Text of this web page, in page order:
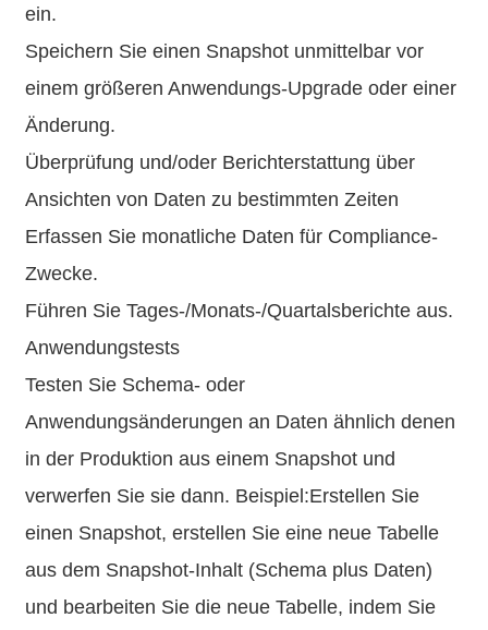
ein.
Speichern Sie einen Snapshot unmittelbar vor
einem größeren Anwendungs-Upgrade oder einer
Änderung.
Überprüfung und/oder Berichterstattung über
Ansichten von Daten zu bestimmten Zeiten
Erfassen Sie monatliche Daten für Compliance-
Zwecke.
Führen Sie Tages-/Monats-/Quartalsberichte aus.
Anwendungstests
Testen Sie Schema- oder
Anwendungsänderungen an Daten ähnlich denen
in der Produktion aus einem Snapshot und
verwerfen Sie sie dann. Beispiel:Erstellen Sie
einen Snapshot, erstellen Sie eine neue Tabelle
aus dem Snapshot-Inhalt (Schema plus Daten)
und bearbeiten Sie die neue Tabelle, indem Sie